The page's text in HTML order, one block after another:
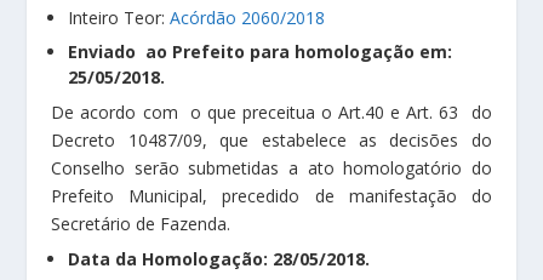
Inteiro Teor:Acórdão 2060/2018
Enviado ao Prefeito para homologação em:
25/05/2018.
De acordo com o que preceitua o Art.40 e Art. 63 do
Decreto 10487/09, que estabelece as decisões do
Conselho serão submetidas a ato homologatório do
Prefeito Municipal, precedido de manifestação do
Secretário de Fazenda.
Data da Homologação: 28/05/2018.